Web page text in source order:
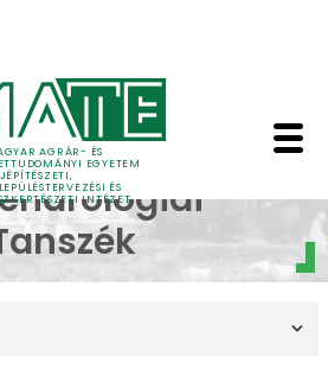
AGRÁR- ÉS
EGYETEM
ÉS
INTÉZET
a